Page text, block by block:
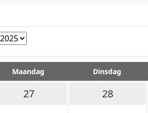
Year
Maandag Dinsdag
27 28